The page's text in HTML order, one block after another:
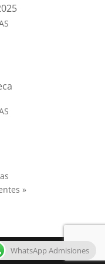
»
WhatsApp Admisiones